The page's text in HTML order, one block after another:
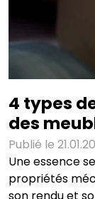
4 types
des
Publié le
Une essence
propriétés